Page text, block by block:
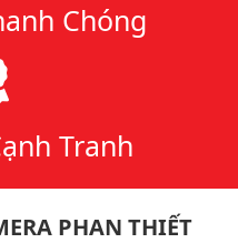
Chóng
Tranh
PHAN THIẾT